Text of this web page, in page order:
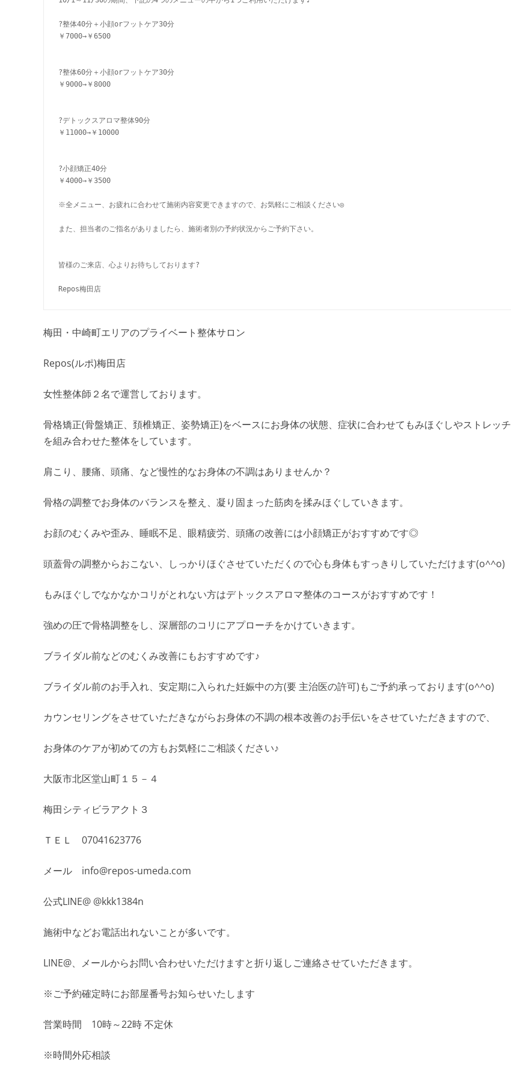
?整体40分＋小顔orフットケア30分
￥7000→￥6500
?整体60分＋小顔orフットケア30分
￥9000→￥8000
?デトックスアロマ整体90分
￥11000→￥10000
?小顔矯正40分
￥4000→￥3500
※全メニュー、お疲れに合わせて施術内容変更できますので、お気軽にご相談ください◎
また、担当者のご指名がありましたら、施術者別の予約状況からご予約下さい。
皆様のご来店、心よりお待ちしております?
Repos梅田店
梅田・中崎町エリアのプライベート整体サロン
Repos(ルポ)梅田店
女性整体師２名で運営しております。
骨格矯正(骨盤矯正、頚椎矯正、姿勢矯正)をベースにお身体の状態、症状に合わせてもみほぐしやストレッチ
を組み合わせた整体をしています。
肩こり、腰痛、頭痛、など慢性的なお身体の不調はありませんか？
骨格の調整でお身体のバランスを整え、凝り固まった筋肉を揉みほぐしていきます。
お顔のむくみや歪み、睡眠不足、眼精疲労、頭痛の改善には小顔矯正がおすすめです◎
頭蓋骨の調整からおこない、しっかりほぐさせていただくので心も身体もすっきりしていただけます(o^^o)
もみほぐしでなかなかコリがとれない方はデトックスアロマ整体のコースがおすすめです！
強めの圧で骨格調整をし、深層部のコリにアプローチをかけていきます。
ブライダル前などのむくみ改善にもおすすめです♪
ブライダル前のお手入れ、安定期に入られた妊娠中の方(要 主治医の許可)もご予約承っております(o^^o)
カウンセリングをさせていただきながらお身体の不調の根本改善のお手伝いをさせていただきますので、
お身体のケアが初めての方もお気軽にご相談ください♪
大阪市北区堂山町１５－４
梅田シティビラアクト３
ＴＥＬ 07041623776
メール info@repos-umeda.com
公式LINE@ @kkk1384n
施術中などお電話出れないことが多いです。
LINE@、メールからお問い合わせいただけますと折り返しご連絡させていただきます。
※ご予約確定時にお部屋番号お知らせいたします
営業時間 10時～22時 不定休
※時間外応相談